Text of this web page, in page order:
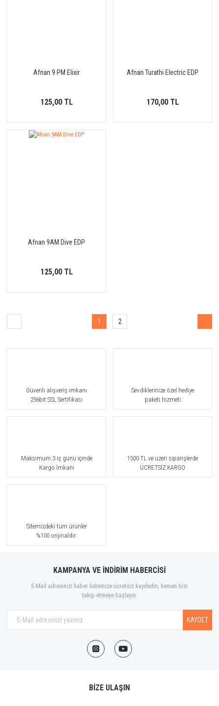
Afnan 9 PM Elixir
125,00 TL
Afnan Turathi Electric EDP
170,00 TL
Afnan 9AM Dive EDP
125,00 TL
1 2
Güvenli alışveriş imkanı
256bit SSL Sertifikası
Sevdiklerinize özel hediye
paketi hizmeti
Maksimum 3 iş günü içinde
Kargo İmkanı
1500 TL ve üzeri siparişlerde
ÜCRETSİZ KARGO
Sitemizdeki tüm ürünler
%100 orijinaldir.
KAMPANYA VE İNDİRİM HABERCİSİ
E-Mail adresinizi haber listemize ücretsiz kaydedin, hemen bizi
takip etmeye başlayın.
KAYDET
BİZE ULAŞIN